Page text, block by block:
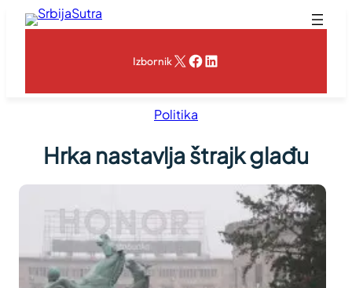
Skoči
IzbornikX Facebook
LinkedIn
Politika
Hrka nastavlja štrajk glađu